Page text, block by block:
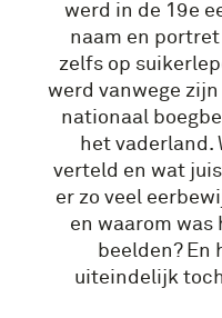
werd in de 19e
naam en
zelfs op
werd vanwege
nationaal
het vaderland.
verteld en wat
er zo veel
en waarom was
beelden? En
uiteindelijk